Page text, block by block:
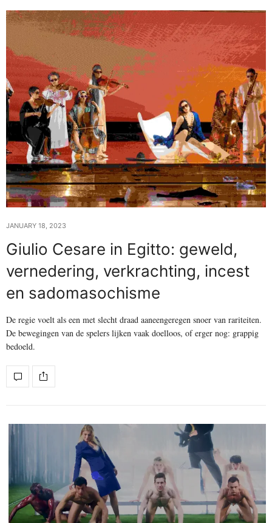
JANUARY 18, 2023
Giulio Cesare in Egitto: geweld,
vernedering, verkrachting, incest
en sadomasochisme
De regie voelt als een met slecht draad aaneengeregen snoer van rariteiten.
De bewegingen van de spelers lijken vaak doelloos, of erger nog: grappig
bedoeld.